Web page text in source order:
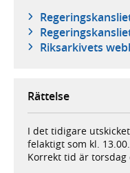
Riksarkivets
Rättelse
I det tidigare
felaktigt som kl. 13.00.
Korrekt tid är torsdag